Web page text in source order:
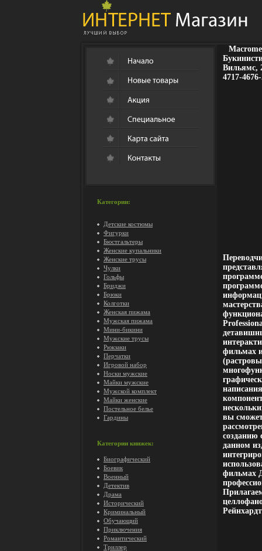
Категории:
Детские костюмы
Фигурки
Бюстгальтеры
Женские купальники
Женские трусы
Чулки
Гольфы
Бриджи
Брюки
Колготки
Женская пижама
Мужская пижама
Мини-бикини
Мужские трусы
Рюкзаки
Перчатки
Игровой набор
Носки мужские
Майки мужские
Мужской комплект
Майки женские
Постельное белье
Гардины
Категории книжек:
Биографический
Боевик
Военный
Детектив
Драма
Исторический
Криминальный
Обучающий
Приключения
Романтический
Триллер
Вильямс,
4717-
фильмах
вы
созданию
данном
фильмах